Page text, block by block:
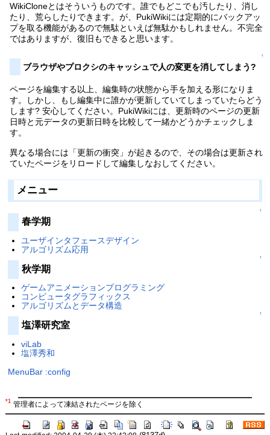
WikiCloneとはそういうものです。誰でもどこでも汚したり、消し
たり、荒らしたりできます。が、PukiWikiには定期的にバックアッ
プを取る機能があるので無駄といえば無駄かもしれません。不完全
ではありますが、復旧もできると思います。
↑
ブラウザやプロクシのキャッシュで人の変更を消してしまう?
ページを編集する以上、編集時の状態から手を加える形になりま
す。しかし、もし編集中に誰かが更新していてしまっていたらどう
します? 安心してください。PukiWikiには、更新時のページの更新
日時と元データの更新日時を比較して一緒かどうかチェックしま
す。
異なる場合には「更新の衝突」が起きるので、その場合は更新され
ていたページをリロードして編集しなおしてください。
メニュー
↑
春学期
ユーザインタフェースデザイン
アルゴリズム応用
↑
秋学期
ゲームアニメーションプログラミング
コンピュータグラフィックス
アルゴリズムとデータ構造
↑
塩澤研究室
viLab
塩澤秀和
MenuBar :config
*1 管理者によって凍結されたページを除く